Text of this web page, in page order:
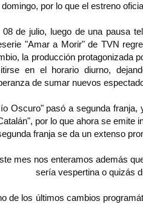
domingo, por lo que el estreno
08 de julio, luego de una pausa
"Amar a Morir" de TVN
la producción protagonizada
en el horario diurno,
de sumar nuevos
Oscuro" pasó a segunda
por lo que ahora se emite
franja se da un extenso
mes nos enteramos además
sería vespertina o quizás
de los últimos cambios